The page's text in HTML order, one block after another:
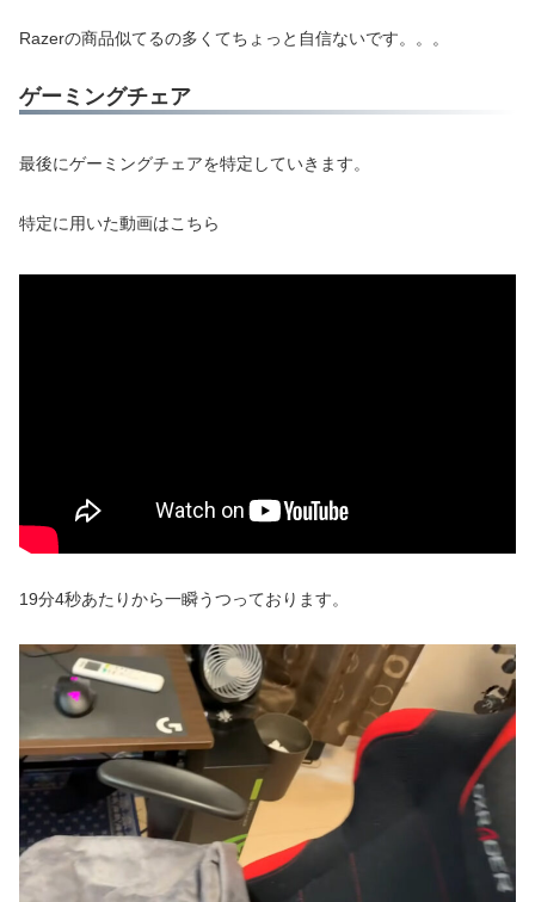
Razerの商品似てるの多くてちょっと自信ないです。。。
ゲーミングチェア
最後にゲーミングチェアを特定していきます。
特定に用いた動画はこちら
19分4秒あたりから一瞬うつっております。